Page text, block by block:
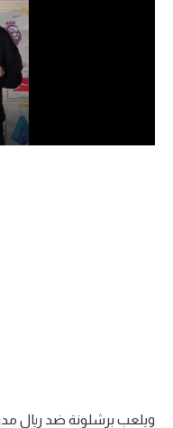
الدوري السعودي
دوري أبطال إفريقيا
سعودي في الجول
ويلعب برشلونة ضد ريال